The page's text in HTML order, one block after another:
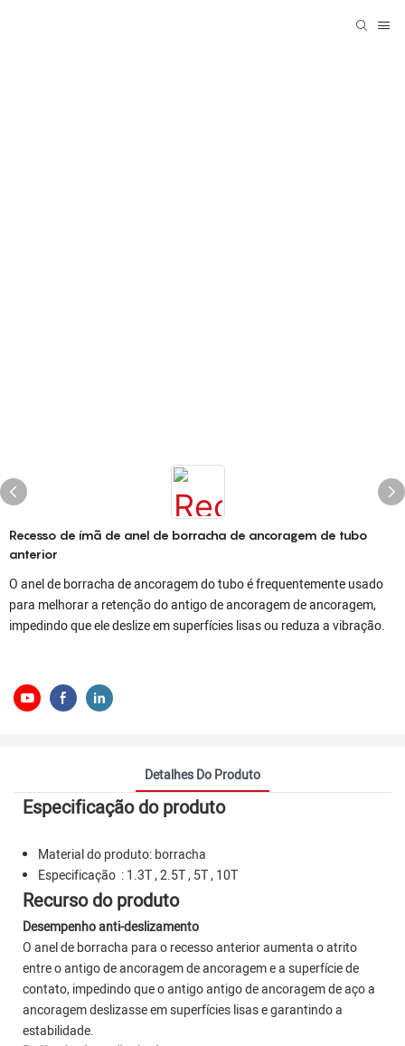
Recesso de ímã de anel de borracha de ancoragem de tubo
anterior
O anel de borracha de ancoragem do tubo é frequentemente usado
para melhorar a retenção do antigo de ancoragem de ancoragem,
impedindo que ele deslize em superfícies lisas ou reduza a vibração.
Detalhes Do Produto
Especificação do produto
Material do produto: borracha
Especificação : 1.3T , 2.5T , 5T , 10T
Recurso do produto
Desempenho anti-deslizamento
O anel de borracha para o recesso anterior aumenta o atrito
entre o antigo de ancoragem de ancoragem e a superfície de
contato, impedindo que o antigo antigo de ancoragem de aço a
ancoragem deslizasse em superfícies lisas e garantindo a
estabilidade.